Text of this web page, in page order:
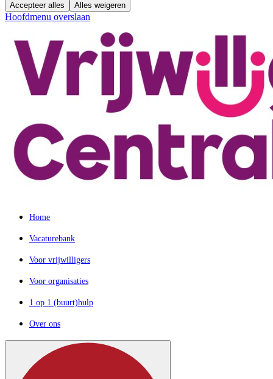
Accepteer alles Alles weigeren
Hoofdmenu overslaan
Home
Vacaturebank
Voor vrijwilligers
Voor organisaties
1 op 1 (buurt)hulp
Over ons